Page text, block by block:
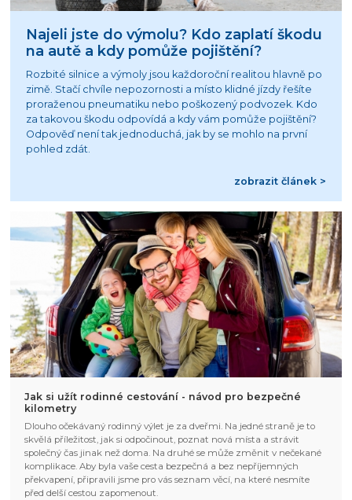
Najeli jste do výmolu? Kdo zaplatí škodu
na autě a kdy pomůže pojištění?
Rozbité silnice a výmoly jsou každoroční realitou hlavně po
zimě. Stačí chvíle nepozornosti a místo klidné jízdy řešíte
proraženou pneumatiku nebo poškozený podvozek. Kdo
za takovou škodu odpovídá a kdy vám pomůže pojištění?
Odpověď není tak jednoduchá, jak by se mohlo na první
pohled zdát.
zobrazit článek >
Jak si užít rodinné cestování - návod pro bezpečné
kilometry
Dlouho očekávaný rodinný výlet je za dveřmi. Na jedné straně je to
skvělá příležitost, jak si odpočinout, poznat nová místa a strávit
společný čas jinak než doma. Na druhé se může změnit v nečekané
komplikace. Aby byla vaše cesta bezpečná a bez nepříjemných
překvapení, připravili jsme pro vás seznam věcí, na které nesmíte
před delší cestou zapomenout.